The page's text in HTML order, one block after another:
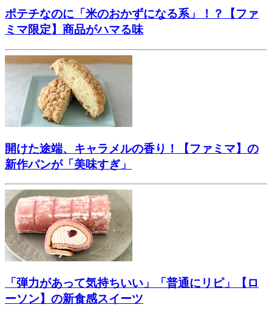
ポテチなのに「米のおかずになる系」！？【ファ
ミマ限定】商品がハマる味
開けた途端、キャラメルの香り！【ファミマ】の
新作パンが「美味すぎ」
「弾力があって気持ちいい」「普通にリピ」【ロ
ーソン】の新食感スイーツ